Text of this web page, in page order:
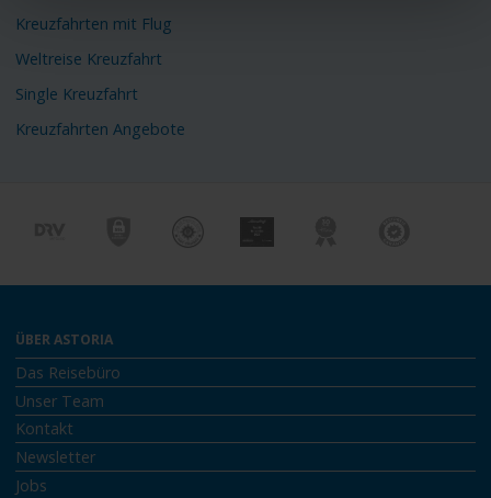
Kreuzfahrten mit Flug
Weltreise Kreuzfahrt
Single Kreuzfahrt
Kreuzfahrten Angebote
ÜBER ASTORIA
Das Reisebüro
Unser Team
Kontakt
Newsletter
Jobs